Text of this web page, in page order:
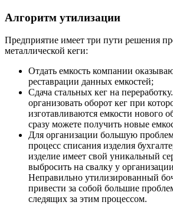
Алгоритм утилизации
Предприятие имеет три пути решения
металлической кеги:
Отдать емкость компании
реставрации данных емкостей;
Сдача стальных кег на
организовать оборот кег при
изготавливаются емкости нового
сразу можете получить новые
Для организации большую
процесс списания изделия
изделие имеет свой уникальный
выбросить на свалку у
Неправильно утилизированный
привести за собой большие
следящих за этим процессом.